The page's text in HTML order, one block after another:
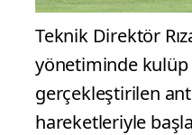
Teknik Direktör
yönetiminde
gerçekleştirilen
hareketleriyle